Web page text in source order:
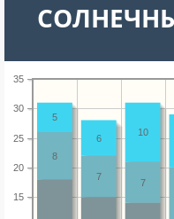
15
20
25
30
35
7
7
8
10
6
5